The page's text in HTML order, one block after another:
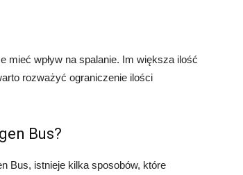
mieć wpływ na spalanie. Im większa ilość
rozważyć ograniczenie ilości
Bus?
Bus, istnieje kilka sposobów, które